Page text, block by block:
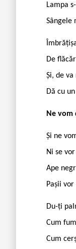
Lampa
Sângele
De
Și, de
Dă cu
Ne vom
Și ne
Ni se
Ape
Pașii
Du-ți
Cum
Cum